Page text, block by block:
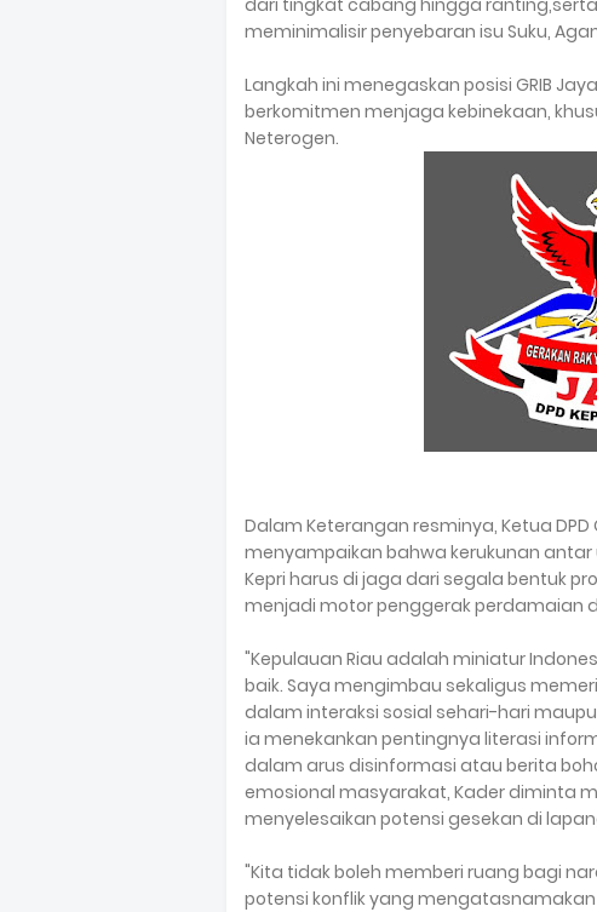
dari tingkat cabang hingga
meminimalisir penyebaran isu Suku,
Langkah ini menegaskan posisi GRIB
berkomitmen menjaga kebinekaan,
Neterogen.
Dalam Keterangan resminya, Ketua DPD
menyampaikan bahwa kerukunan
Kepri harus di jaga dari segala bentuk
menjadi motor penggerak perdamaian
"Kepulauan Riau adalah miniatur
baik. Saya mengimbau sekaligus
dalam interaksi sosial sehari-hari
ia menekankan pentingnya literasi
dalam arus disinformasi atau berita
emosional masyarakat, Kader diminta
menyelesaikan potensi gesekan di
"Kita tidak boleh memberi ruang bagi
potensi konflik yang mengatasnamakan